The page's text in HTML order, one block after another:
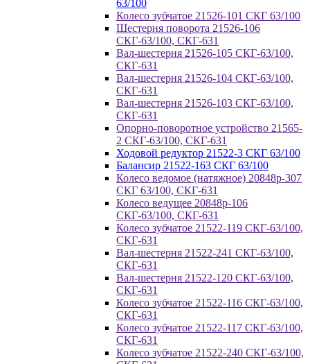
63/100
Колесо зубчатое 21526-101 СКГ 63/100
Шестерня поворота 21526-106
СКГ-63/100, СКГ-631
Вал-шестерня 21526-105 СКГ-63/100,
СКГ-631
Вал-шестерня 21526-104 СКГ-63/100,
СКГ-631
Вал-шестерня 21526-103 СКГ-63/100,
СКГ-631
Опорно-поворотное устройство 21565-
2 СКГ-63/100, СКГ-631
Ходовой редуктор 21522-3 СКГ 63/100
Балансир 21522-163 СКГ 63/100
Колесо ведомое (натяжное) 20848р-307
СКГ 63/100, СКГ-631
Колесо ведущее 20848р-106
СКГ-63/100, СКГ-631
Колесо зубчатое 21522-119 СКГ-63/100,
СКГ-631
Вал-шестерня 21522-241 СКГ-63/100,
СКГ-631
Вал-шестерня 21522-120 СКГ-63/100,
СКГ-631
Колесо зубчатое 21522-116 СКГ-63/100,
СКГ-631
Колесо зубчатое 21522-117 СКГ-63/100,
СКГ-631
Колесо зубчатое 21522-240 СКГ-63/100,